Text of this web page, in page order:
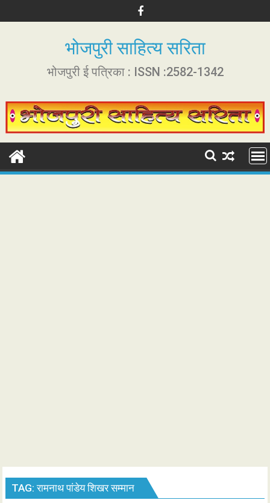
k
भोजपुरी साहित्य सरिता
भोजपुरी ई पत्रिका : ISSN :2582-1342
TAG:रामनाथ पांडेय शिखर सम्मान